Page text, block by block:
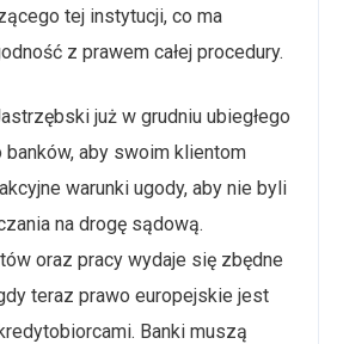
tej instytucji, co ma
z prawem całej procedury.
już w grudniu ubiegłego
banków, aby swoim klientom
warunki ugody, aby nie byli
na drogę sądową.
oraz pracy wydaje się zbędne
teraz prawo europejskie jest
Banki muszą